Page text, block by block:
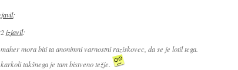
:
izjavil:
mora biti ta anonimni varnostni raziskovec, da se je lotil tega.
takšnega je tam bistveno težje.